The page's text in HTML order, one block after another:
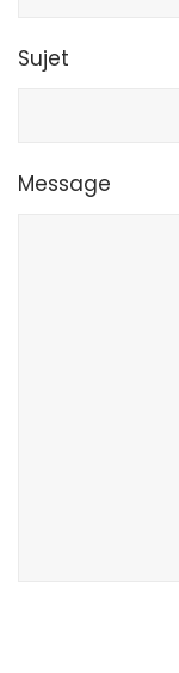
Sujet
Message